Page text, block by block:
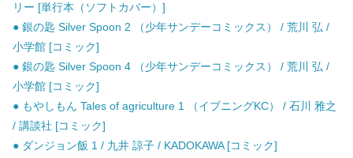
リー [単行本（ソフトカバー）]
● 銀の匙 Silver Spoon 2 （少年サンデーコミックス） / 荒川 弘 /
小学館 [コミック]
● 銀の匙 Silver Spoon 4 （少年サンデーコミックス） / 荒川 弘 /
小学館 [コミック]
● もやしもん Tales of agriculture 1 （イブニングKC） / 石川 雅之
/ 講談社 [コミック]
● ダンジョン飯 1 / 九井 諒子 / KADOKAWA [コミック]